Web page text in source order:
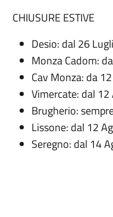
CHIUSURE ESTIVE
Desio: dal 26
Monza Cadom:
Cav Monza: da
Vimercate: dal
Brugherio:
Lissone: dal 12
Seregno: dal 14